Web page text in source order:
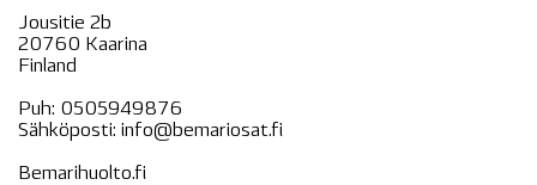
Jousitie 2b
20760 Kaarina
Finland
Puh: 0505949876
Sähköposti: info@bemariosat.fi
Bemarihuolto.fi